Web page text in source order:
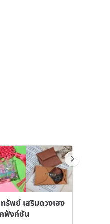
รัพย์ เสริมดวงเฮง
ฟังก์ชัน